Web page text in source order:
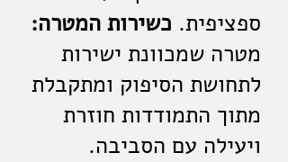
ספציפית. כשירות המטרה:
מטרה שמכוונת ישירות
לתחושת הסיפוק ומתקבלת
מתוך התמודדות חוזרת
ויעילה עם הסביבה.